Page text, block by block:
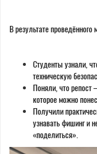
В результате проведённого
Студенты узнали,
техническую
Поняли, что репост
которое можно
Получили
узнавать фишинг и
«поделиться».